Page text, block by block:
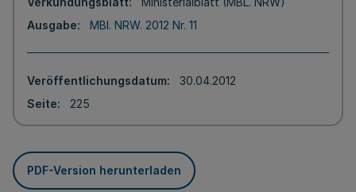
Ausgabe
MBl. NRW. 2012 Nr. 11
Veröffentlichungsdatum
30.04.2012
Seite
225
PDF-Version herunterladen